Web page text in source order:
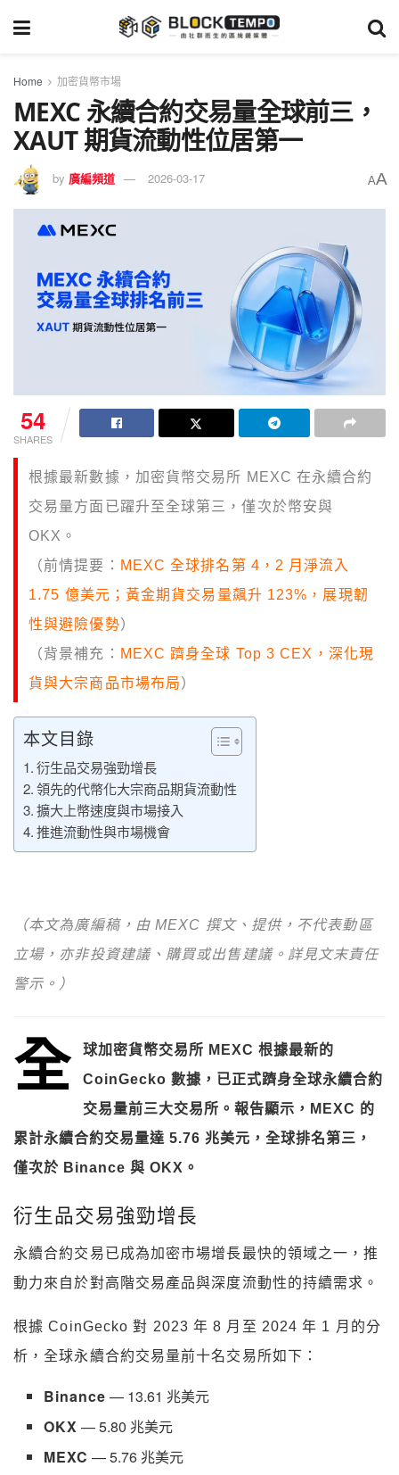
Home 加密貨幣市場
MEXC 永續合約交易量全球前三，
XAUT 期貨流動性位居第一
by 廣編頻道 2026-03-17 AA
54
SHARES
根據最新數據，加密貨幣交易所 MEXC 在永續合約
交易量方面已躍升至全球第三，僅次於幣安與
OKX。
（前情提要： MEXC 全球排名第 4，2 月淨流入
1.75 億美元；黃金期貨交易量飆升 123%，展現韌
性與避險優勢）
（背景補充： M EXC 躋身全球 Top 3 CEX，深化現
貨與大宗商品市場布局）
本文目錄
衍生品交易強勁增長
領先的代幣化大宗商品期貨流動性
擴大上幣速度與市場接入
推進流動性與市場機會
（本文為廣編稿，由 MEXC 撰文、提供，不代表動區
立場，亦非投資建議、購買或出售建議。詳見文末責任
警示。）
全
球加密貨幣交易所 MEXC 根據最新的
CoinGecko 數據，已正式躋身全球永續合約
交易量前三大交易所。報告顯示，MEXC 的
累計永續合約交易量達 5.76 兆美元，全球排名第三，
僅次於 Binance 與 OKX。
衍生品交易強勁增長
永續合約交易已成為加密市場增長最快的領域之一，推
動力來自於對高階交易產品與深度流動性的持續需求。
根據 CoinGecko 對 2023 年 8 月至 2024 年 1 月的分
析，全球永續合約交易量前十名交易所如下：
Binance — 13.61 兆美元
OKX — 5.80 兆美元
MEXC — 5.76 兆美元